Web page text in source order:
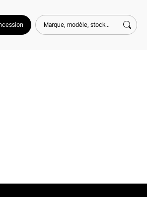
Marque, modèle, stock...